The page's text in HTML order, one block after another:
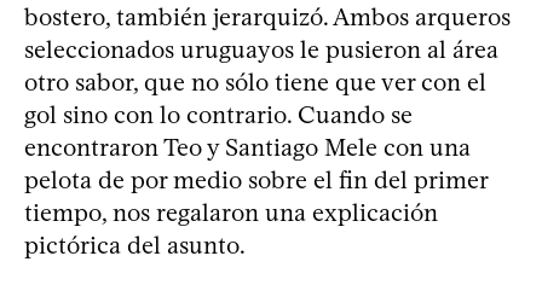
bostero, también jerarquizó. Ambos arqueros
seleccionados uruguayos le pusieron al área
otro sabor, que no sólo tiene que ver con el
gol sino con lo contrario. Cuando se
encontraron Teo y Santiago Mele con una
pelota de por medio sobre el fin del primer
tiempo, nos regalaron una explicación
pictórica del asunto.